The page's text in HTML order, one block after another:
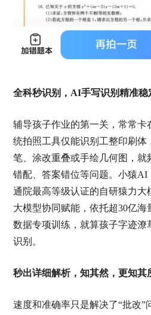
全科秒识别，AI手写识别精准稳
辅导孩子作业的第一关，常常卡
统拍照工具仅能识别工整印刷体
笔、涂改重叠或手绘几何图，就
错配、答案错位等问题。小猿AI
通院最高等级认证的自研猿力大
大模型协同赋能，依托超30亿海
数据专项训练，就算孩子字迹潦
识别。
秒出详细解析，知其然，更知其
速度和准确率只是解决了“批改”